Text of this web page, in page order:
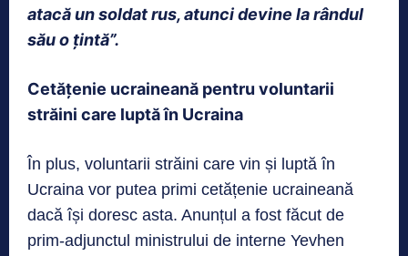
atacă un soldat rus, atunci devine la rândul
său o ţintă”.
Cetățenie ucraineană pentru voluntarii
străini care luptă în Ucraina
În plus, voluntarii străini care vin și luptă în
Ucraina vor putea primi cetățenie ucraineană
dacă își doresc asta. Anunțul a fost făcut de
prim-adjunctul ministrului de interne Yevhen